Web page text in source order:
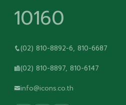
10160
(02) 810-8892-6, 810-6687
(02) 810-8897, 810-6147
info@icons.co.th